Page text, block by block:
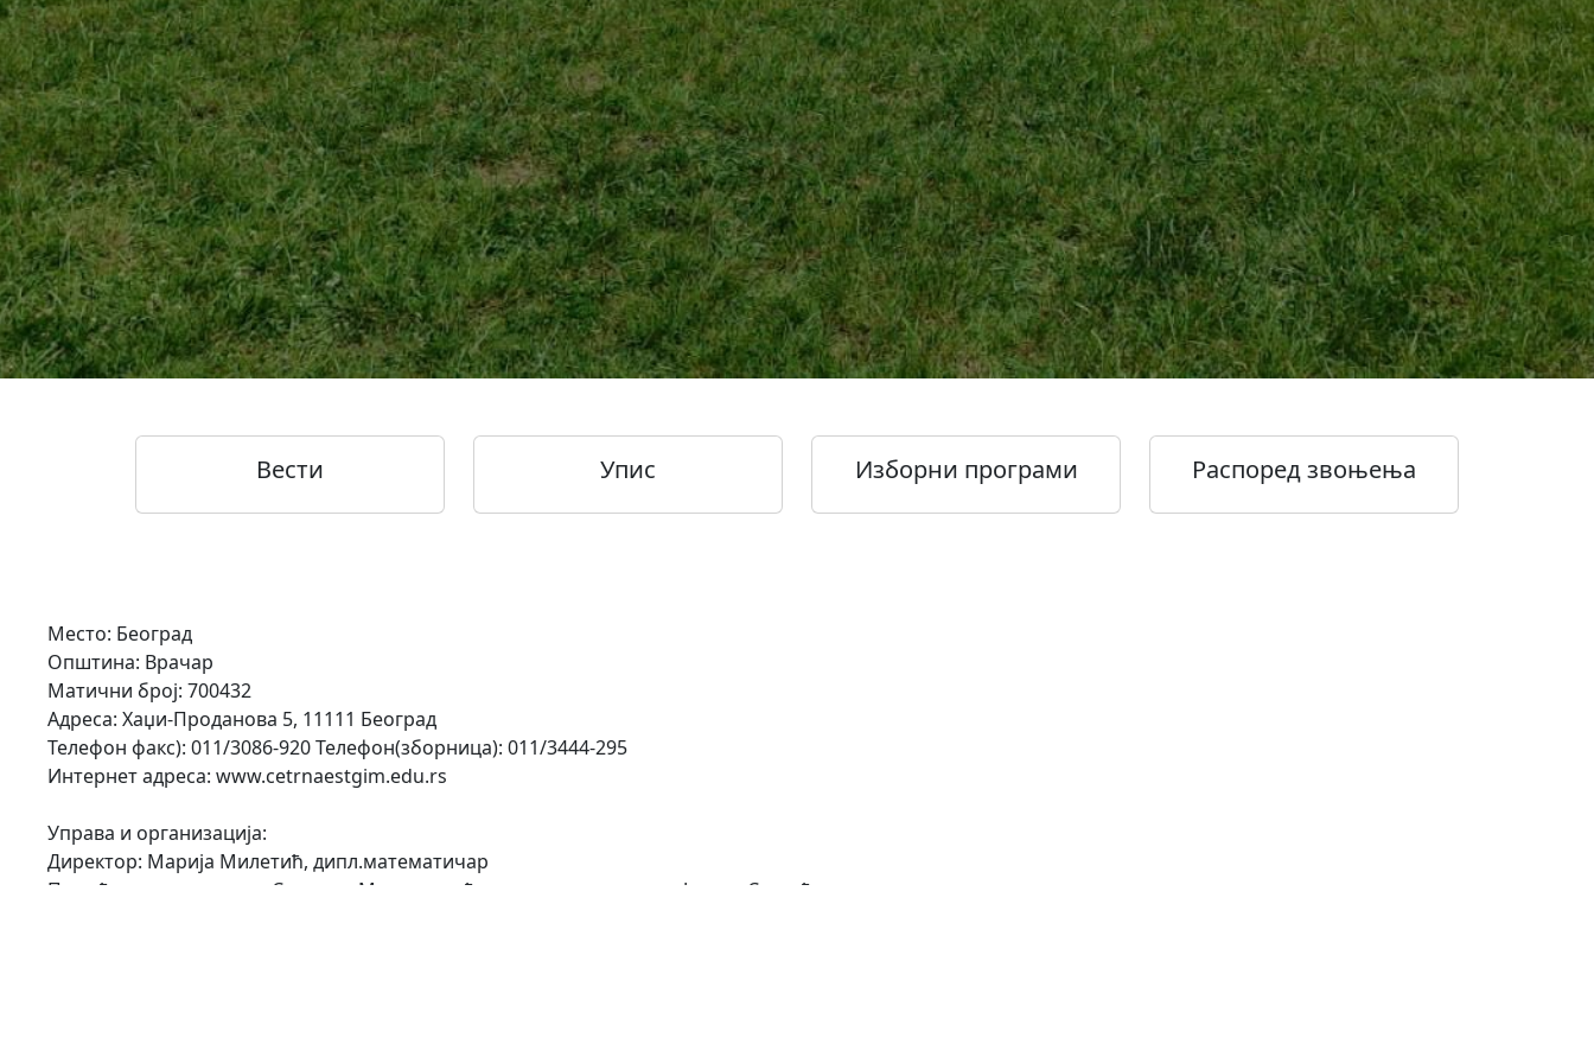
Вести Упис Изборни програми Распоред звоњења
Место: Београд
Општина: Врачар
Матични број: 700432
Адреса: Хаџи-Проданова 5, 11111 Београд
Телефон факс): 011/3086-920 Телефон(зборница): 011/3444-295
Интернет адреса: www.cetrnaestgim.edu.rs
Управа и организација:
Директор: Марија Милетић, дипл.математичар
Помоћници директора: Снежанa Миленковић, дипл.математичар и Јелена Стевић, мастер математичар